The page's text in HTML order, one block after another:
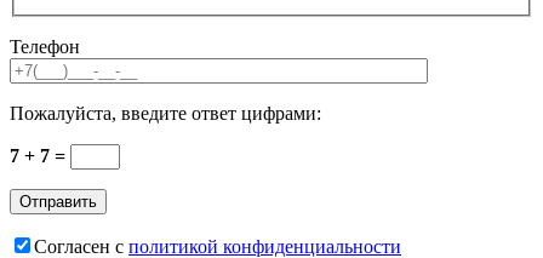
Телефон
Пожалуйста, введите ответ цифрами:
7 + 7 =
Согласен с политикой конфиденциальности